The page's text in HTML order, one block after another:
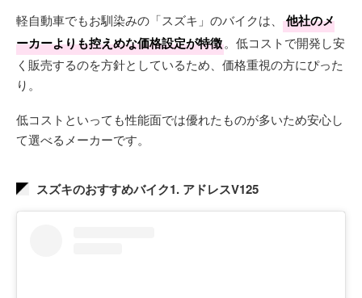
軽自動車でもお馴染みの「スズキ」のバイクは、
他社のメ
ーカーよりも控えめな価格設定が特徴。低コストで開発し安
く販売するのを方針としているため、価格重視の方にぴった
り。
低コストといっても性能面では優れたものが多いため安心し
て選べるメーカーです。
スズキのおすすめバイク1. アドレスV125